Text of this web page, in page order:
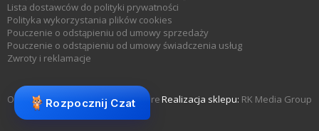
Lista dostawców do polityki prywatności
Polityka wykorzystania plików cookies
Pouczenie o odstąpieniu od umowy sprzedaży
Pouczenie o odstąpieniu od umowy świadczenia usług
Zwroty i reklamacje
Realizacja sklepu: RK Media Group
Oprogramowanie sklepu KQS.store
Rozpocznij Czat